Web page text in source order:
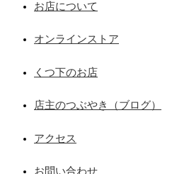
お店について
オンラインストア
くつ下のお店
店主のつぶやき（ブログ）
アクセス
お問い合わせ